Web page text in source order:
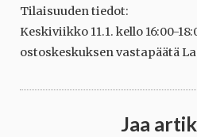
Tilaisuuden tiedot:
Keskiviikko 11.1. kello 16:00-
ostoskeskuksen vastapäätä
Jaa